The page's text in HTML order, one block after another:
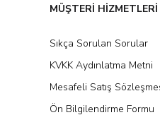
MÜŞTERİ HİZMETLERİ
Sıkça Sorulan Sorular
KVKK Aydınlatma Metni
Mesafeli Satış
Ön Bilgilendirme Formu